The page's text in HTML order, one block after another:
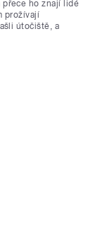
přece ho znají lidé
prožívají
útočiště, a